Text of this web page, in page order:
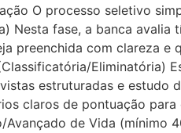
O processo seletivo
Nesta fase, a banca
preenchida com clareza
Eliminatória)
estruturadas e estudo
claros de pontuação
de Vida (mínimo